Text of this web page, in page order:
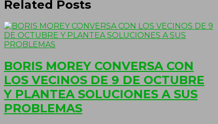
Related Posts
BORIS MOREY CONVERSA CON
LOS VECINOS DE 9 DE OCTUBRE
Y PLANTEA SOLUCIONES A SUS
PROBLEMAS